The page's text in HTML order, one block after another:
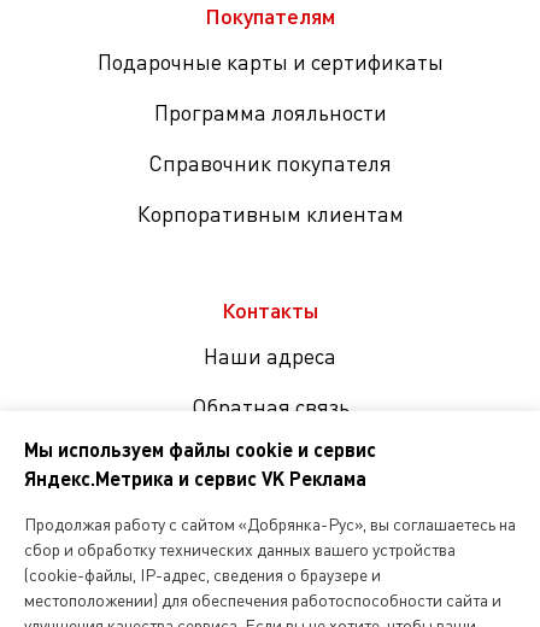
Покупателям
Подарочные карты и сертификаты
Программа лояльности
Справочник покупателя
Корпоративным клиентам
Контакты
Наши адреса
Обратная связь
соцсетях
Копирование и любое другое использование информации,
Мы используем файлы cookie и сервис
Яндекс.Метрика и сервис VK Реклама
Продолжая работу с сайтом «Добрянка-Рус», вы соглашаетесь на
сбор и обработку технических данных вашего устройства
(cookie-файлы, IP-адрес, сведения о браузере и
местоположении) для обеспечения работоспособности сайта и